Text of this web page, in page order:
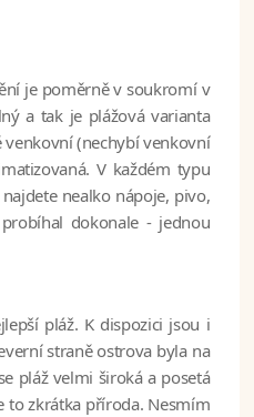
je poměrně v soukromí v
a tak je plážová varianta
venkovní (nechybí venkovní
V každém typu
nealko nápoje, pivo,
dokonale - jednou
pláž. K dispozici jsou i
straně ostrova byla na
pláž velmi široká a posetá
to zkrátka příroda. Nesmím